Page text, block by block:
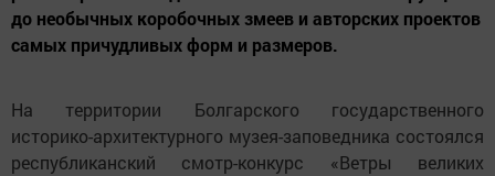
до необычных коробочных змеев и авторских проектов
самых причудливых форм и размеров.
На территории Болгарского государственного
историко-архитектурного музея-заповедника состоялся
республиканский смотр-конкурс «Ветры великих